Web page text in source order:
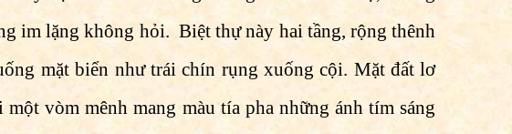
im lặng không hỏi. Biệt thự này hai tầng, rộng thênh
mặt biển như trái chín rụng xuống cội. Mặt đất lơ
vòm mênh mang màu tía pha những ánh tím sáng